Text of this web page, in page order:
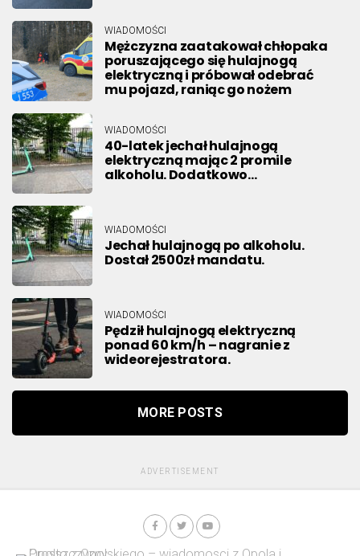
WIADOMOŚCI
Mężczyzna zaatakował chłopaka
poruszającego się hulajnogą
elektryczną i próbował odebrać
mu pojazd, raniąc go nożem
WIADOMOŚCI
40-latek jechał hulajnogą
elektryczną mając 2 promile
alkoholu. Dodatkowo…
WIADOMOŚCI
Jechał hulajnogą po alkoholu.
Dostał 2500zł mandatu.
WIADOMOŚCI
Pędził hulajnogą elektryczną
ponad 60 km/h – nagranie z
wideorejestratora.
MORE POSTS
ADVERTISEMENT